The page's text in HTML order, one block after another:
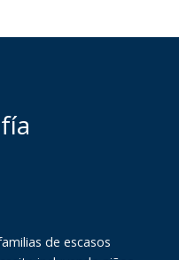
de escasos